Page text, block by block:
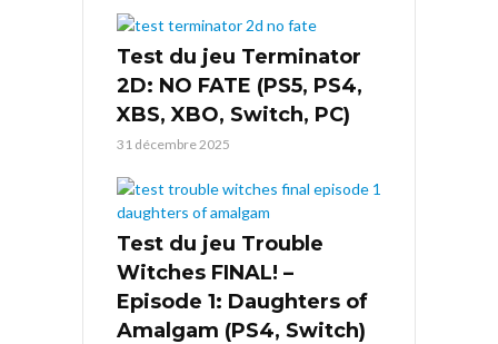
Test du jeu Terminator
2D: NO FATE (PS5, PS4,
XBS, XBO, Switch, PC)
31 décembre 2025
Test du jeu Trouble
Witches FINAL! –
Episode 1: Daughters of
Amalgam (PS4, Switch)